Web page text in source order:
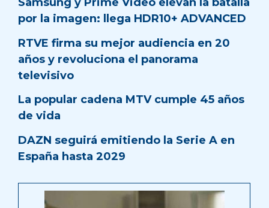
por la imagen: llega HDR10+ ADVANCED
RTVE firma su mejor audiencia en 20
años y revoluciona el panorama
televisivo
La popular cadena MTV cumple 45 años
de vida
DAZN seguirá emitiendo la Serie A en
España hasta 2029